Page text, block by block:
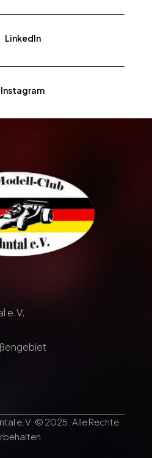
LinkedIn
Instagram
e.V.
e.V. © 2025. Alle Rechte